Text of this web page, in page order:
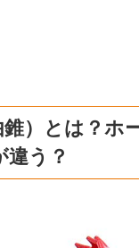
錐）とは？ホ
違う？